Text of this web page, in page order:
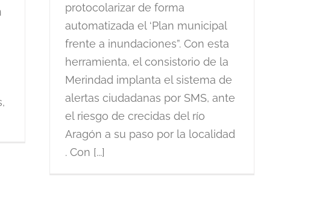
protocolarizar de forma
automatizada el ‘Plan municipal
frente a inundaciones”. Con esta
herramienta, el consistorio de la
Merindad implanta el sistema de
alertas ciudadanas por SMS, ante
el riesgo de crecidas del río
Aragón a su paso por la localidad
. Con [...]